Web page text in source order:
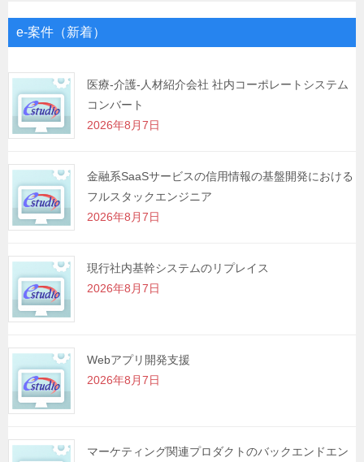
ゲ
シ
ョ
ン
e-案件（新着）
医療-介護-人材紹介会社 社内コーポレートシステム
コンバート
2026年8月7日
金融系SaaSサービスの信用情報の基盤開発における
フルスタックエンジニア
2026年8月7日
現行社内基幹システムのリプレイス
2026年8月7日
Webアプリ開発支援
2026年8月7日
マーケティング関連プロダクトのバックエンドエン